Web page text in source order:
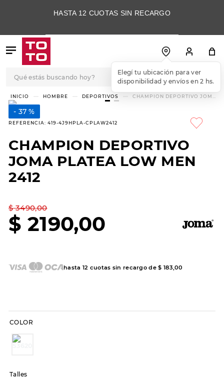
HASTA 12 CUOTAS SIN RECARGO
Elegí tu ubicación para ver
disponibilidad y envíos en 2 hs.
HOMBRE DEPORTIVOS
CHAMPION DEPORTIVO JOMA
37 %
REFERENCIA: 419-4J9HPLA-CPLAW2412
CHAMPION DEPORTIVO
JOMA PLATEA LOW MEN
2412
$ 3490,00
$ 2190,00
hasta 12 cuotas sin recargo de$ 183 ,00
COLOR
Talles
TÉRMINOS MÁS
BUSCADOS
1
.
skechers slip-ins